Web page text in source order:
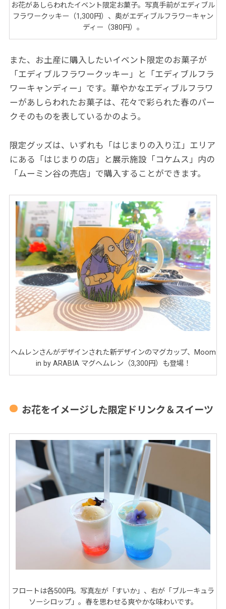
お花があしらわれたイベント限定お菓子。写真手前がエディブル
フラワークッキー（1,300円）、奥がエディブルフラワーキャン
ディー（380円）。
また、お土産に購入したいイベント限定のお菓子が
「エディブルフラワークッキー」と「エディブルフラ
ワーキャンディー」です。華やかなエディブルフラワ
ーがあしらわれたお菓子は、花々で彩られた春のパー
クそのものを表しているかのよう。
限定グッズは、いずれも「はじまりの入り江」エリア
にある「はじまりの店」と展示施設「コケムス」内の
「ムーミン谷の売店」で購入することができます。
ヘムレンさんがデザインされた新デザインのマグカップ、Moom
in by ARABIA マグヘムレン（3,300円）も登場！
お花をイメージした限定ドリンク＆スイーツ
フロートは各500円。写真左が「すいか」、右が「ブルーキュラ
ソーシロップ」。春を思わせる爽やかな味わいです。